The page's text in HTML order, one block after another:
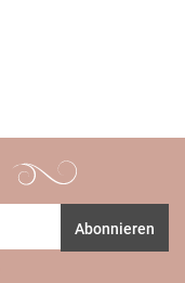
Abonnieren